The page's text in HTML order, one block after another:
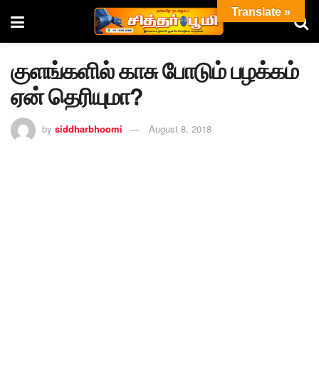
குளங்களில் காசு போடும் பழக்கம்
ஏன் தெரியுமா?
by siddharbhoomi August 8, 2018
Translate »